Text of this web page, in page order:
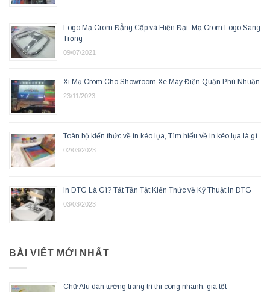
Logo Mạ Crom Đẳng Cấp và Hiện Đại, Mạ Crom Logo Sang
Trọng
09/07/2021
Xi Mạ Crom Cho Showroom Xe Máy Điện Quận Phú Nhuận
23/11/2023
Toàn bộ kiến thức về in kéo lụa, Tìm hiểu về in kéo lụa là gì
02/03/2023
In DTG Là Gì? Tất Tần Tật Kiến Thức về Kỹ Thuật In DTG
03/03/2023
BÀI VIẾT MỚI NHẤT
Chữ Alu dán tường trang trí thi công nhanh, giá tốt